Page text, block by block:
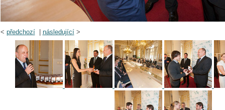
< předchozí| následující>